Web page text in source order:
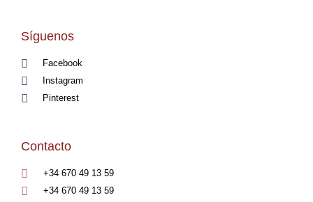
Síguenos
Facebook
Instagram
Pinterest
Contacto
+34 670 49 13 59
+34 670 49 13 59